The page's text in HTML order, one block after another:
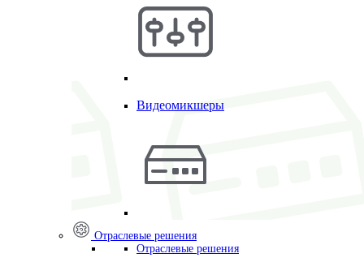
Видеомикшеры
Отраслевые решения
Отраслевые решения